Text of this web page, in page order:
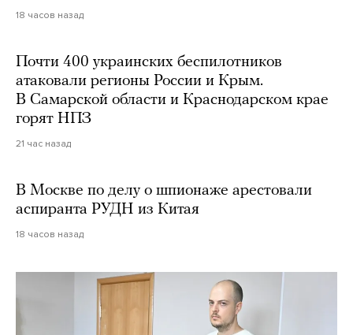
18 часов назад
Почти 400 украинских беспилотников
атаковали регионы России и Крым.
В Самарской области и Краснодарском крае
горят НПЗ
21 час назад
В Москве по делу о шпионаже арестовали
аспиранта РУДН из Китая
18 часов назад